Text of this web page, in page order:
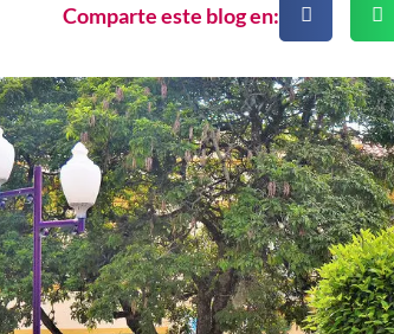
Comparte este blog en: